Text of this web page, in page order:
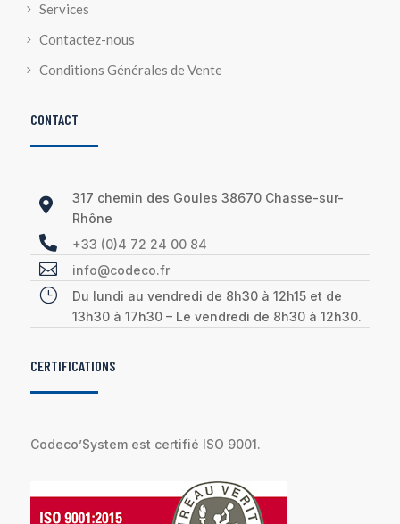
Services
Contactez-nous
Conditions Générales de Vente
CONTACT

317 chemin des Goules 38670 Chasse-sur-
Rhône
 +33 (0)4 72 24 00 84
 info@codeco.fr
}
Du lundi au vendredi de 8h30 à 12h15 et de
13h30 à 17h30 – Le vendredi de 8h30 à 12h30.
CERTIFICATIONS
Codeco’System est certifié ISO 9001.